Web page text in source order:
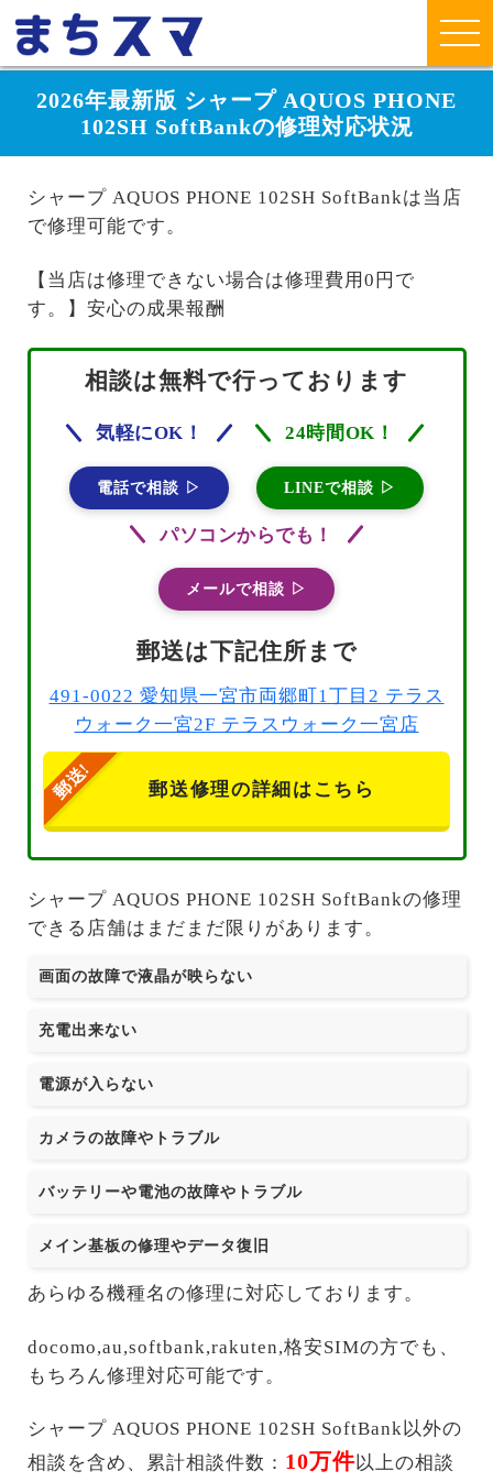
2026年最新版 シャープ AQUOS PHONE
102SH SoftBankの修理対応状況
シャープ AQUOS PHONE 102SH SoftBankは当店
で修理可能です。
【当店は修理できない場合は修理費用0円で
す。】安心の成果報酬
相談は無料で行っております
気軽にOK！
電話で相談 ▷
24時間OK！
LINEで相談 ▷
パソコンからでも！
メールで相談 ▷
郵送は下記住所まで
491-0022 愛知県一宮市両郷町1丁目2 テラス
ウォーク一宮2F テラスウォーク一宮店
郵送修理の詳細はこちら
シャープ AQUOS PHONE 102SH SoftBankの修理
できる店舗はまだまだ限りがあります。
画面の故障で液晶が映らない
充電出来ない
電源が入らない
カメラの故障やトラブル
バッテリーや電池の故障やトラブル
メイン基板の修理やデータ復旧
あらゆる機種名の修理に対応しております。
docomo,au,softbank,rakuten,格安SIMの方でも、
もちろん修理対応可能です。
シャープ AQUOS PHONE 102SH SoftBank以外の
相談を含め、累計相談件数： 10万件以上の相談